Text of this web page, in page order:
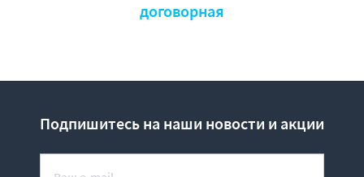
договорная
Подпишитесь на наши новости и акции